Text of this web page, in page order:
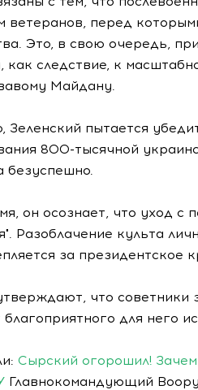
ветеранов, перед
Это, в свою очередь,
как следствие, к
Майдану.
Зеленский пытается
800-тысячной
безуспешно.
он осознает, что уход с
Разоблачение культа
за президентское
что советники
для него
Сырский огорошил!
Главнокомандующий